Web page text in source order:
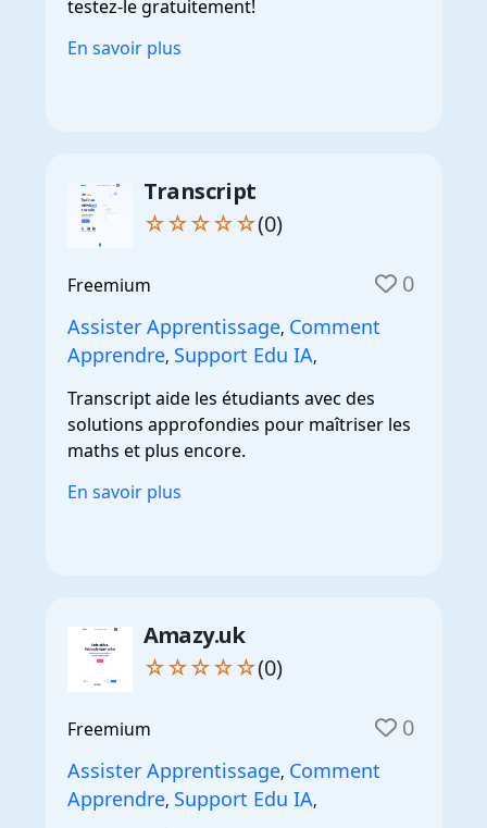
testez-le gratuitement!
En savoir plus
Transcript
☆☆☆☆☆(0)
Freemium 0
Assister Apprentissage, Comment
Apprendre, Support Edu IA,
Transcript aide les étudiants avec des
solutions approfondies pour maîtriser les
maths et plus encore.
En savoir plus
Amazy.uk
☆☆☆☆☆(0)
Freemium 0
Assister Apprentissage, Comment
Apprendre, Support Edu IA,